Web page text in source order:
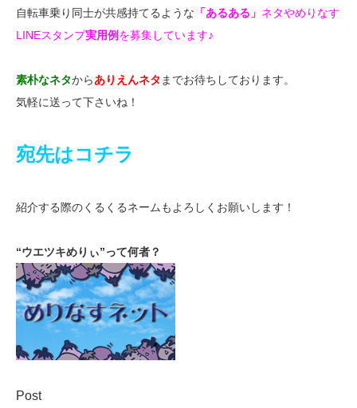
自転車乗り同士が共感持てるような 「あるある」 ネタやめりなす
LINEスタンプ実用例を募集しています♪
素朴なネタからありえんネタ までお待ちしております。
気軽に送って下さいね！
宛先はコチラ
紹介する際のくるくるネームもよろしくお願いします！
“ウエツキめりぃ”って何者？
Post